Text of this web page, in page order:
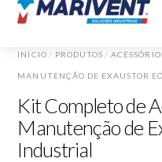
INÍCIO/ PRODUTOS /
MANUTENÇÃO DE EXAUSTOR
Kit Completo de
Manutenção de
Industrial